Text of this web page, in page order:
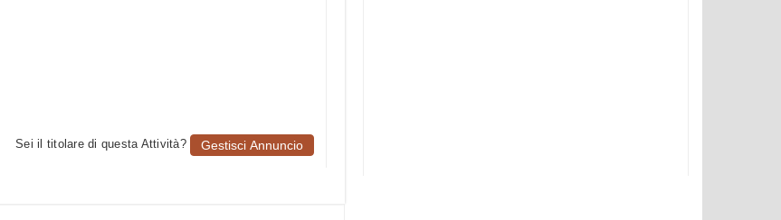
Sei il titolare di questa Attività? Gestisci Annuncio